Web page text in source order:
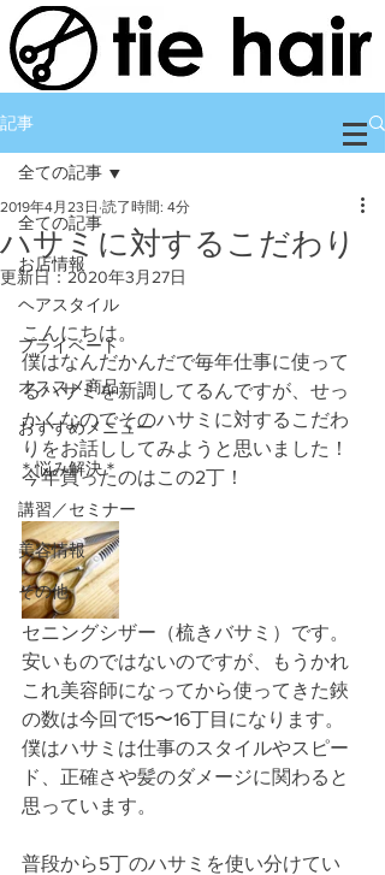
記事
全ての記事
お店情報
ヘアスタイル
プライベート
オススメ商品
おすすめメニュー
＊悩み解決＊
講習／セミナー
美容情報
その他
全ての記事
ハサミに対するこだわり
2019年4月23日 読了時間: 4分
更新日：2020年3月27日
こんにちは。
僕はなんだかんだで毎年仕事に使って
るハサミを新調してるんですが、せっ
かくなのでそのハサミに対するこだわ
りをお話ししてみようと思いました！
今年買ったのはこの2丁！
セニングシザー（梳きバサミ）です。
安いものではないのですが、もうかれ
これ美容師になってから使ってきた鋏
の数は今回で15〜16丁目になります。
僕はハサミは仕事のスタイルやスピー
ド、正確さや髪のダメージに関わると
思っています。
普段から5丁のハサミを使い分けてい